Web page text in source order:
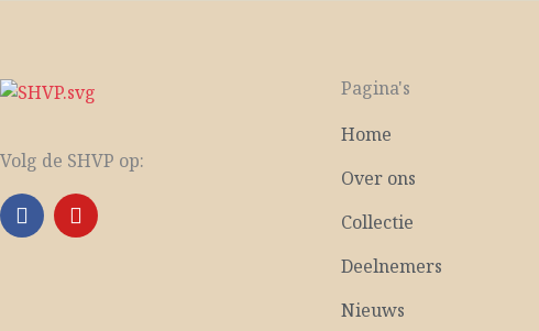
Volg de SHVP op:
F
a
c
Y
o
u
Pagina's
Home
Over ons
Collectie
Deelnemers
Nieuws